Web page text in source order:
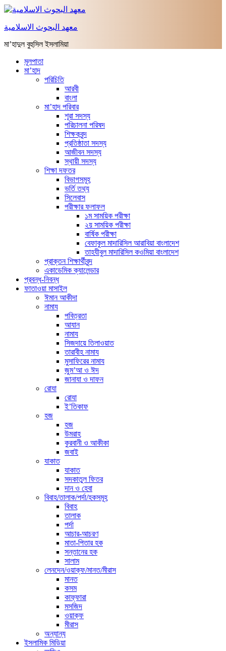
معهد البحوث الاسلامية
মা’হাদুল বুহুসিল ইসলামিয়া
মূলপাতা
মা’হাদ
পরিচিতি
আরবী
বাংলা
মা’হাদ পরিবার
শূরা সদস্য
পরিচালনা পরিষদ
শিক্ষকবৃন্দ
প্রতিষ্ঠাতা সদস্য
আজীবন সদস্য
স্থায়ী সদস্য
শিক্ষা দফতর
বিভাগসমূহ
ভর্তি তথ্য
সিলেবাস
পরীক্ষার ফলাফল
১ম সাময়িক পরীক্ষা
২য় সাময়িক পরীক্ষা
বার্ষিক পরীক্ষা
বেফাকুল মাদারিসিল আরাবিয়া বাংলাদেশ
তাহযীবুল মাদারিসিল কওমিয়া বাংলাদেশ
প্রাক্তন শিক্ষার্থীবৃন্দ
একাডেমিক ক্যালেন্ডার
প্রবন্ধ-নিবন্ধ
ফাতাওয়া মাসাইল
ঈমান আকীদা
নামায
পবিত্রতা
আযান
নামায
সিজদায়ে তিলাওয়াত
তারাবীহ নামায
মুসাফিরের নামায
জুম’আ ও ঈদ
জানাযা ও দাফন
রোযা
রোযা
ই’তিকাফ
হজ
হজ
উমরাহ
কুরবানী ও আকীকা
জবাই
যাকাত
যাকাত
সদকাতুল ফিতর
দান ও হেবা
বিবাহ/তালাক/পর্দা/হকসমূহ
বিবাহ
তালাক
পর্দা
আচার-আচরণ
মাতা-পিতার হক
সন্তানের হক
সালাম
লেনদেন/ওয়াক্ফ/মানত/মীরাস
মানত
কসম
কাফ্ফারা
মসজিদ
ওয়াক্ফ
মীরাস
অন্যান্য
ইসলামিক মিডিয়া